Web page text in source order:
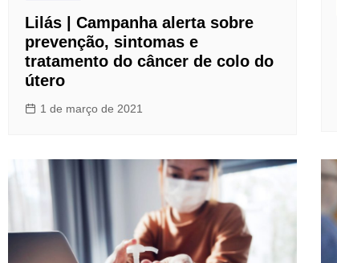
Lilás | Campanha alerta sobre
prevenção, sintomas e
tratamento do câncer de colo do
útero
1 de março de 2021